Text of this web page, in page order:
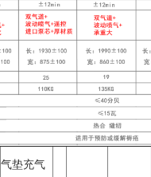
气垫充气